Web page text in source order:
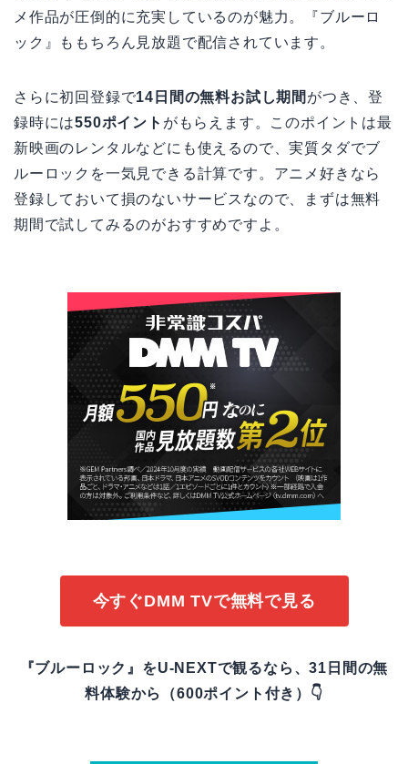
メ作品が圧倒的に充実しているのが魅力。『ブルーロ
ック』ももちろん見放題で配信されています。
さらに初回登録で14日間の無料お試し期間 がつき、登
録時には550ポイント がもらえます。このポイントは最
新映画のレンタルなどにも使えるので、実質タダでブ
ルーロックを一気見できる計算です。アニメ好きなら
登録しておいて損のないサービスなので、まずは無料
期間で試してみるのがおすすめですよ。
今すぐDMM TVで無料で見る
『ブルーロック』をU-NEXTで観るなら、31日間の無
料体験から（600ポイント付き）👇